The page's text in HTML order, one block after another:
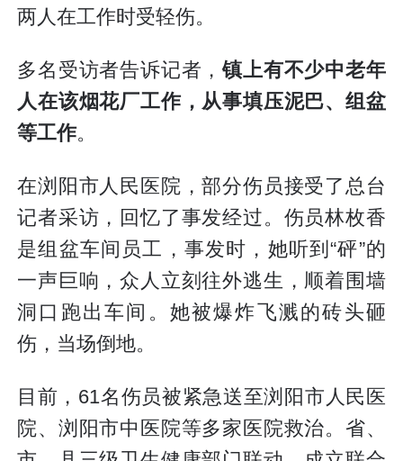
两人在工作时受轻伤。
多名受访者告诉记者，镇上有不少中老年
人在该烟花厂工作，从事填压泥巴、组盆
等工作。
在浏阳市人民医院，部分伤员接受了总台
记者采访，回忆了事发经过。伤员林枚香
是组盆车间员工，事发时，她听到“砰”的
一声巨响，众人立刻往外逃生，顺着围墙
洞口跑出车间。她被爆炸飞溅的砖头砸
伤，当场倒地。
目前，61名伤员被紧急送至浏阳市人民医
院、浏阳市中医院等多家医院救治。省、